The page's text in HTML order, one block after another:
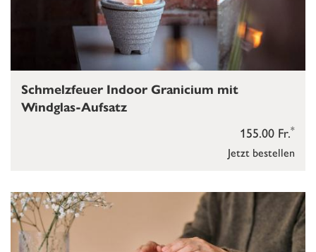
Jetzt bestellen
155.00 Fr.*
Schmelzfeuer Indoor Granicium mit
Windglas-Aufsatz